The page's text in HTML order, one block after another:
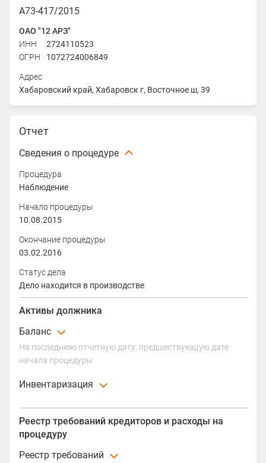
ОГРН
1087799004193
Адрес
603155, Нижегородская область, Нижний Новгород,
набережная Верхне-Волжская, д.19, помещение 22
А73-417/2015
ОАО "12 АРЗ"
ИНН
2724110523
ОГРН
1072724006849
Адрес
Хабаровский край, Хабаровск г, Восточное ш, 39
Отчет
Сведения о процедуре
Процедура
Наблюдение
Начало процедуры
10.08.2015
Окончание процедуры
03.02.2016
Статус дела
Дело находится в производстве
Активы должника
Баланс
На последнюю отчетную дату, предшествующую дате
начала процедуры
Балансовая стоимость имущества
615 447,00 ₽
30.06.2015
Инвентаризация
Реестр требований кредиторов и расходы на
процедуру
Реестр требований